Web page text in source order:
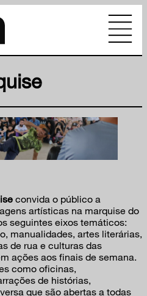
convida o público a
artísticas na marquise do
seguintes eixos temáticos:
manualidades, artes literárias,
de rua e culturas das
ações aos finais de semana.
como oficinas,
de histórias,
que são abertas a todas